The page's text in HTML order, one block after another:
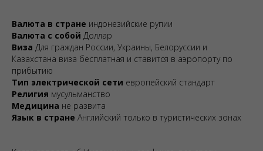
Валюта в стране индонезийские рупии
Валюта с собой Доллар
Виза Для граждан России, Украины, Белоруссии и
Казахстана виза бесплатная и ставится в аэропорту по
прибытию
Тип электрической сети европейский стандарт
Религия мусульманство
Медицина не развита
Язык в стране Английский только в туристических зонах